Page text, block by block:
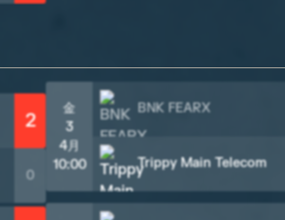
2
0
金
3
4月
10:00
BNK FEARX
Trippy Main Telecom